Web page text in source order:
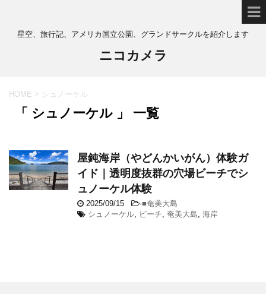
星空、旅行記、アメリカ国立公園、グランドサークルを紹介します
ニコカメラ
HOME > シュノーケル
「 シュノーケル 」 一覧
屋鈍海岸（やどんかいがん）体験ガ
イド｜透明度抜群の穴場ビーチでシ
ュノーケル体験
2025/09/15 -■奄美大島
シュノーケル, ビーチ, 奄美大島, 海岸